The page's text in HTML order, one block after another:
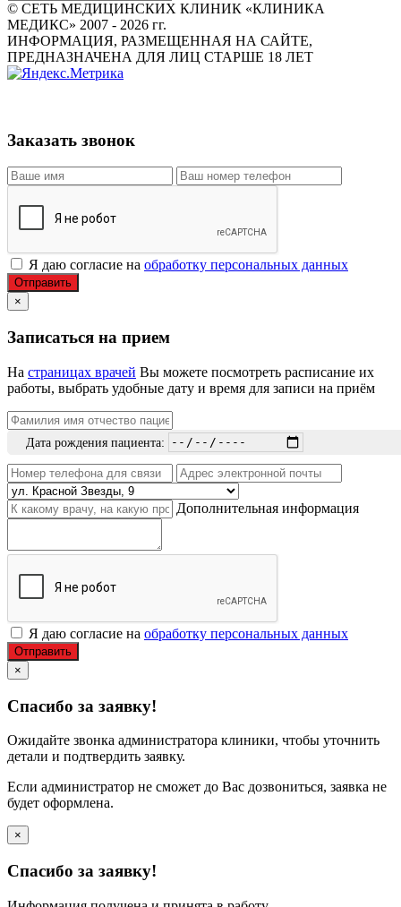
© СЕТЬ МЕДИЦИНСКИХ КЛИНИК «КЛИНИКА
МЕДИКС» 2007 - 2026 гг.
ИНФОРМАЦИЯ, РАЗМЕЩЕННАЯ НА САЙТЕ,
ПРЕДНАЗНАЧЕНА ДЛЯ ЛИЦ СТАРШЕ 18 ЛЕТ
Заказать звонок
Я даю согласие на обработку персональных данных
Отправить
×
Записаться на прием
На страницах врачей Вы можете посмотреть расписание их
работы, выбрать удобные дату и время для записи на приём
Дата рождения пациента:
Дополнительная информация
Я даю согласие на обработку персональных данных
Отправить
×
Спасибо за заявку!
Ожидайте звонка администратора клиники, чтобы уточнить
детали и подтвердить заявку.
Если администратор не сможет до Вас дозвониться, заявка не
будет оформлена.
×
Спасибо за заявку!